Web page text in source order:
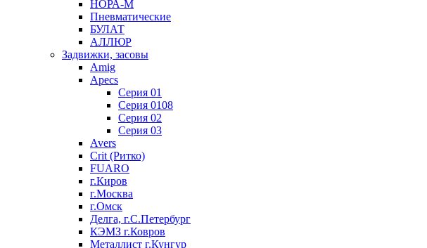
НОРА-М
Пневматические
БУЛАТ
АЛЛЮР
Задвижки, засовы
Amig
Apecs
Серия 01
Серия 0108
Серия 02
Серия 03
Avers
Crit (Ритко)
FUARO
г.Киров
г.Москва
г.Омск
Делга, г.С.Петербург
КЭМЗ г.Ковров
Металлист г.Кунгур